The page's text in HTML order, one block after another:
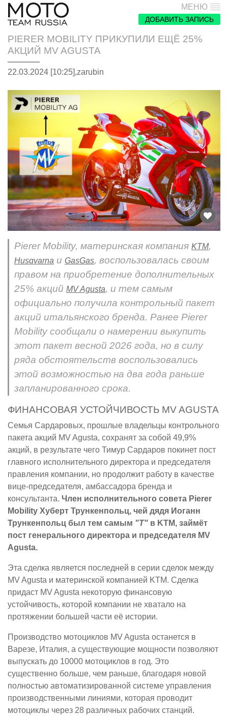
МЕНЮ
ДОБАВИТЬ ЗАПИСЬ
PIERER MOBILITY ПРИКУПИЛИ ЕЩЁ 25%
АКЦИЙ MV AGUSTA
22.03.2024 [10:25],zarubin
Pierer Mobility, материнская компания KTM,
Husqvarna и GasGas, воспользовалась своим
правом на приобретение дополнительных
25% акций MV Agusta, и тем самым
официально получила контрольный пакет
акций итальянского бренда. Ранее Pierer
Mobility сообщали о намерении выкупить
этот пакет весной 2026 года, но в силу
ряда обстоятельств воспользовались
этой возможностью на два года раньше
запланированного срока.
ФИНАНСОВАЯ УСТОЙЧИВОСТЬ MV AGUSTA
Семья Сардаровых, прошлые владельцы контрольного
пакета акций MV Agusta, сохранят за собой 49,9%
акций, в результате чего Тимур Сардаров покинет пост
главного исполнительного директора и председателя
правления компании, но продолжит работу в качестве
вице-председателя, амбассадора бренда и
консультанта. Член исполнительного совета Pierer
Mobility Хуберт Трункенпольц, чей дядя Иоганн
Трункенпольц был тем самым "Т" в KTM, займёт
пост генерального директора и председателя MV
Agusta.
Эта сделка является последней в серии сделок между
MV Agusta и материнской компанией KTM. Сделка
придаст MV Agusta некоторую финансовую
устойчивость, которой компании не хватало на
протяжении большей части её истории.
Производство мотоциклов MV Agusta останется в
Варезе, Италия, а существующие мощности позволяют
выпускать до 10000 мотоциклов в год. Это
существенно больше, чем раньше, благодаря новой
полностью автоматизированной системе управления
производственными линиями, которая проводит
мотоциклы через 28 различных рабочих станций.